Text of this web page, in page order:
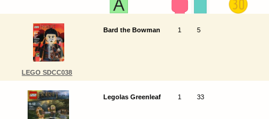
LEGO SDCC038
Bard the Bowman 1 5
Legolas Greenleaf 1 33